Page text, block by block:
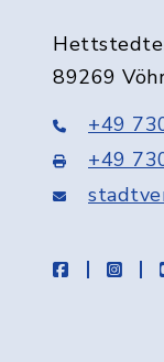
89269
+49
+49
facebook